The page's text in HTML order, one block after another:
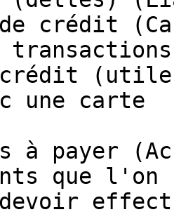
crédit
une carte
à payer
que l'on